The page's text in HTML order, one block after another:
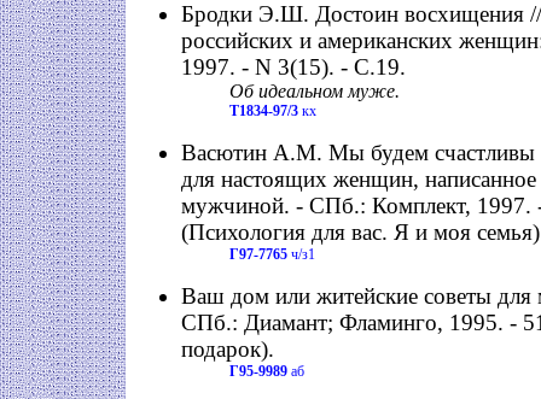
Бродки Э.Ш. Достоин восхищения
российских и американских
1997. - N 3(15). - С.19.
Об идеальном муже.
Т1834-97/3 кх
Васютин А.М. Мы будем счастливы
для настоящих женщин,
мужчиной. - СПб.: Комплект, 1997.
(Психология для вас. Я и моя
Г97-7765 ч/з1
Ваш дом или житейские советы
СПб.: Диамант; Фламинго, 1995. -
подарок).
Г95-9989 аб